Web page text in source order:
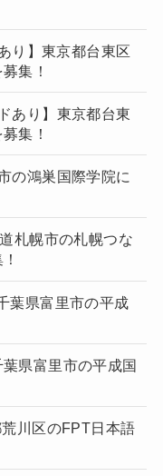
り】東京都台東区
集！
あり】東京都台東
集！
の鴻巣国際学院に
札幌市の札幌つな
葉県富里市の平成
葉県富里市の平成国
荒川区のFPT日本語